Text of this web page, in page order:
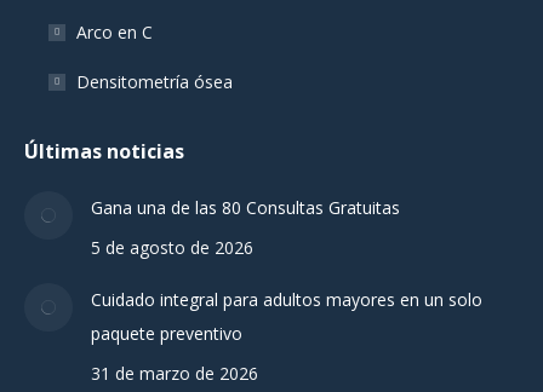
Arco en C
Densitometría ósea
Últimas noticias
Gana una de las 80 Consultas Gratuitas
5 de agosto de 2026
Cuidado integral para adultos mayores en un solo
paquete preventivo
31 de marzo de 2026